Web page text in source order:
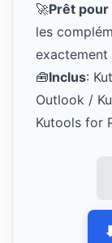
🚀Prêt
les
exactement
🧰Inclus:
Outlook /
Kutools for